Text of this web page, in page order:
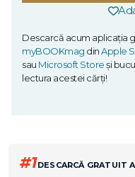
Descarcă acum aplicația
myBOOKmag dinApple
sau Microsoft Storeși
lectura acestei cărți!
#1DESCARCĂ GRATUIT